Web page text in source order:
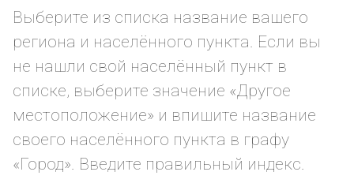
Выберите из списка название вашего
региона и населённого пункта. Если вы
не нашли свой населённый пункт в
списке, выберите значение «Другое
местоположение» и впишите название
своего населённого пункта в графу
«Город». Введите правильный индекс.